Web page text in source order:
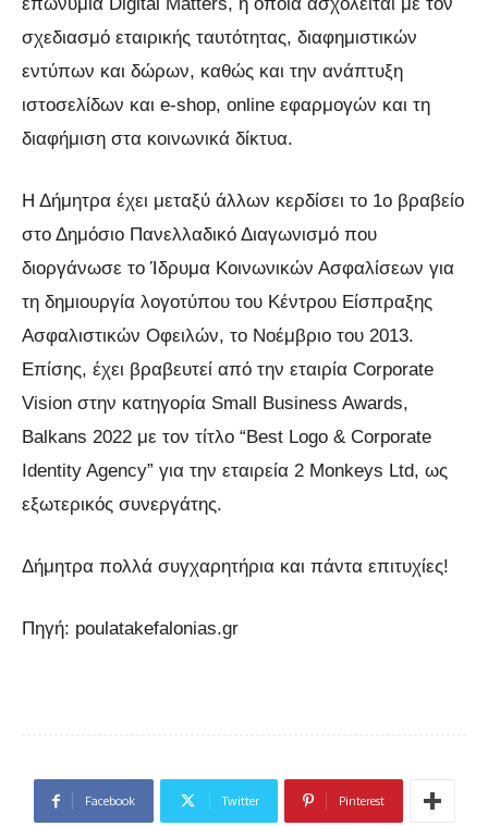
επωνυμία Digital Matters, η οποία ασχολείται με τον
σχεδιασμό εταιρικής ταυτότητας, διαφημιστικών
εντύπων και δώρων, καθώς και την ανάπτυξη
ιστοσελίδων και e-shop, online εφαρμογών και τη
διαφήμιση στα κοινωνικά δίκτυα.
Η Δήμητρα έχει μεταξύ άλλων κερδίσει το 1ο βραβείο
στο Δημόσιο Πανελλαδικό Διαγωνισμό που
διοργάνωσε το Ίδρυμα Κοινωνικών Ασφαλίσεων για
τη δημιουργία λογοτύπου του Κέντρου Είσπραξης
Ασφαλιστικών Οφειλών, το Νοέμβριο του 2013.
Επίσης, έχει βραβευτεί από την εταιρία Corporate
Vision στην κατηγορία Small Business Awards,
Balkans 2022 με τον τίτλο “Best Logo & Corporate
Identity Agency” για την εταιρεία 2 Monkeys Ltd, ως
εξωτερικός συνεργάτης.
Δήμητρα πολλά συγχαρητήρια και πάντα επιτυχίες!
Πηγή: poulatakefalonias.gr
Facebook Twitter Pinterest